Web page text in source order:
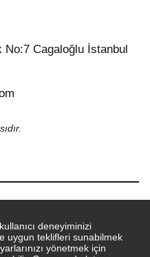
No:7 Cagaloğlu İstanbul